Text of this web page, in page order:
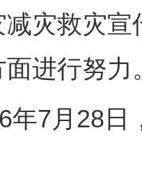
减灾救灾
进行努力
28日，